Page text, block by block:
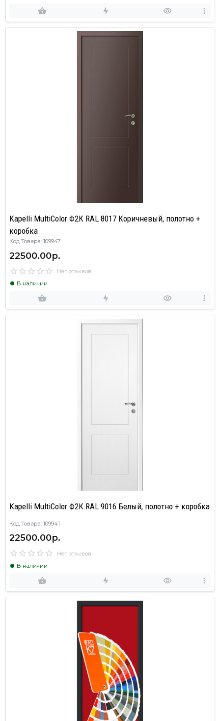
Kapelli MultiColor Ф2К RAL 8017 Коричневый, полотно +
коробка
Код Товара: 109947
22500.00р.
Нет отзывов
В наличии
Kapelli MultiColor Ф2К RAL 9016 Белый, полотно + коробка
Код Товара: 109941
22500.00р.
Нет отзывов
В наличии